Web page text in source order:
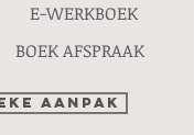
BOEK AFSPRAAK
E-WERKBOEK
AANPAK